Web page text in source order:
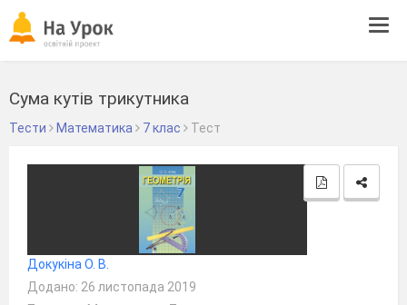
Сума кутів трикутника
Тести Математика 7 клас Тест
Докукіна О. В.
Додано: 26 листопада 2019